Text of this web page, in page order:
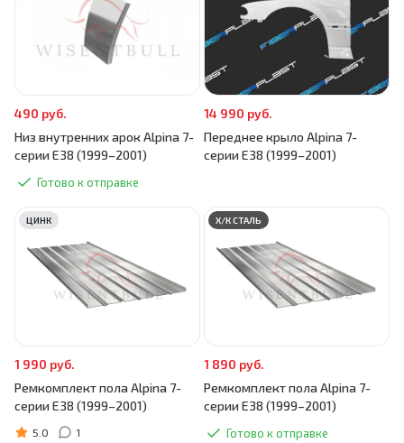
490 руб.
Низ внутренних арок Alpina 7-
серии E38 (1999–2001)
Готово к отправке
14 990 руб.
Переднее крыло Alpina 7-
серии E38 (1999–2001)
1 990 руб.
Ремкомплект пола Alpina 7-
серии E38 (1999–2001)
5.0 1
ЦИНК
1 890 руб.
Ремкомплект пола Alpina 7-
серии E38 (1999–2001)
Готово к отправке
Х/К СТАЛЬ